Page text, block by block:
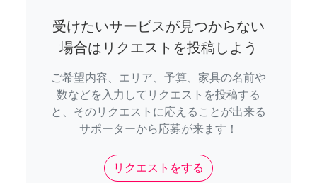
受けたいサービスが見つからない
場合はリクエストを投稿しよう
ご希望内容、エリア、予算、家具の名前や
数などを入力してリクエストを投稿する
と、そのリクエストに応えることが出来る
サポーターから応募が来ます！
リクエストをする